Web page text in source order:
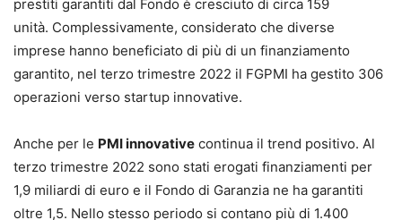
prestiti garantiti dal Fondo è cresciuto di circa 159
unità. Complessivamente, considerato che diverse
imprese hanno beneficiato di più di un finanziamento
garantito, nel terzo trimestre 2022 il FGPMI ha gestito 306
operazioni verso startup innovative.
Anche per le PMI innovative continua il trend positivo. Al
terzo trimestre 2022 sono stati erogati finanziamenti per
1,9 miliardi di euro e il Fondo di Garanzia ne ha garantiti
oltre 1,5. Nello stesso periodo si contano più di 1.400